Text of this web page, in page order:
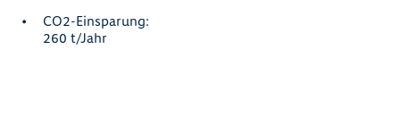
CO2-Einsparung:
260 t/Jahr